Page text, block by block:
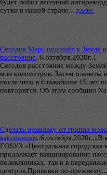
будет побит весенний
сутки в нашей стране... далее
Сегодня Марс подошёл к Земле
расстояние..6.октября.2020г..|.
Сегодня расстояние между
млн километров. Затем планеты
после чего в ближайшие 15 лет
повторится. Об этом сообщил
Сделать прививку от гриппа
вакцинации..
ГОБУЗ «Центральная городская
продолжает вакцинирование
поликлиниках, так и в
центров.Прививки по-прежнему...